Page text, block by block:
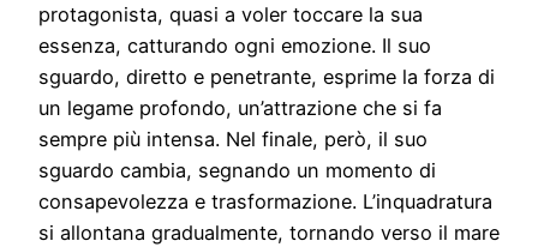
protagonista, quasi a voler toccare la sua
essenza, catturando ogni emozione. Il suo
sguardo, diretto e penetrante, esprime la forza di
un legame profondo, un’attrazione che si fa
sempre più intensa. Nel finale, però, il suo
sguardo cambia, segnando un momento di
consapevolezza e trasformazione. L’inquadratura
si allontana gradualmente, tornando verso il mare